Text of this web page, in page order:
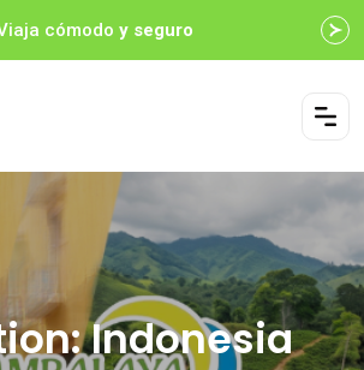
cómodo y seguro
Indonesia